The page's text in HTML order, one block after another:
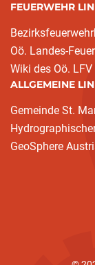
FEUERWEHR
Oö. Landes-
Wiki des Oö. LFV
ALLGEMEINE
Gemeinde St.
GeoSphere